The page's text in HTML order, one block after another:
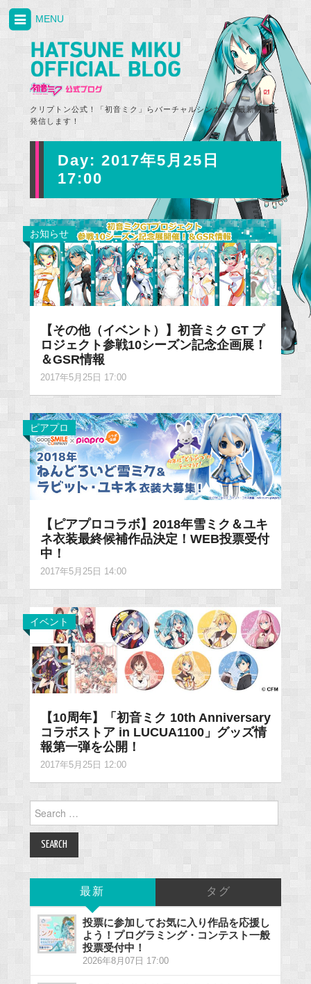
クリプトン公式！「初音ミク」らバーチャルシンガーの最新情報を
発信します！
MENU
Day: 2017年5月25日
17:00
お知らせ
【その他（イベント）】初音ミク GT プ
ロジェクト参戦10シーズン記念企画展！
＆GSR情報
2017年5月25日 17:00
ピアプロ
【ピアプロコラボ】2018年雪ミク＆ユキ
ネ衣装最終候補作品決定！WEB投票受付
中！
2017年5月25日 14:00
イベント
【10周年】「初音ミク 10th Anniversary
コラボストア in LUCUA1100」グッズ情
報第一弾を公開！
2017年5月25日 12:00
Search
for:
最新 タグ
投票に参加してお気に入り作品を応援し
よう！プログラミング・コンテスト一般
投票受付中！
2026年8月07日 17:00